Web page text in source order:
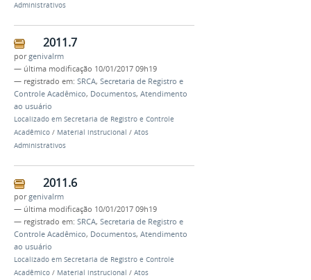
Administrativos
2011.7
porgenivalrm
— última modificação 10/01/2017 09h19
— registrado em: SRCA, Secretaria de Registro e
Controle Acadêmico, Documentos, Atendimento
ao usuário
Localizado em Secretaria de Registro e Controle
Acadêmico / Material instrucional / Atos
Administrativos
2011.6
porgenivalrm
— última modificação 10/01/2017 09h19
— registrado em: SRCA, Secretaria de Registro e
Controle Acadêmico, Documentos, Atendimento
ao usuário
Localizado em Secretaria de Registro e Controle
Acadêmico / Material instrucional / Atos